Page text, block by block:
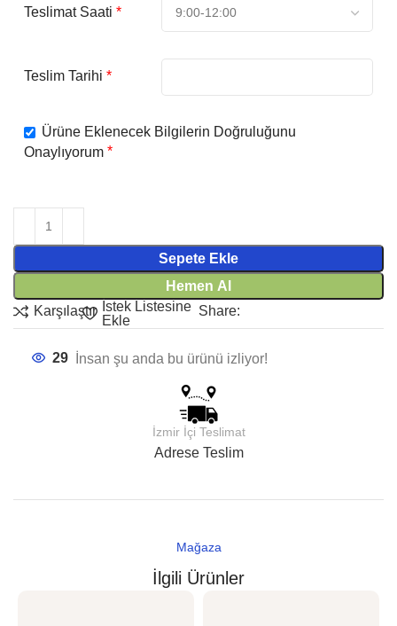
Teslimat Saati *
Teslim Tarihi *
Ürüne Eklenecek Bilgilerin Doğruluğunu
Onaylıyorum *
Sepete Ekle
Hemen Al
Karşılaştır İstek Listesine
Ekle
Share:
29 İnsan şu anda bu ürünü izliyor!
İzmir İçi Teslimat
Adrese Teslim
Mağaza
İlgili Ürünler